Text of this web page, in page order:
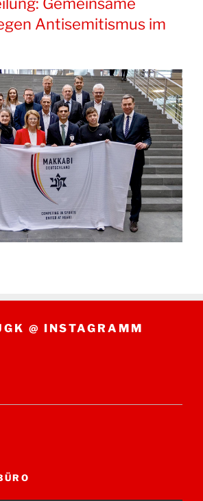
Antisemitismus im
@ INSTAGRAMM